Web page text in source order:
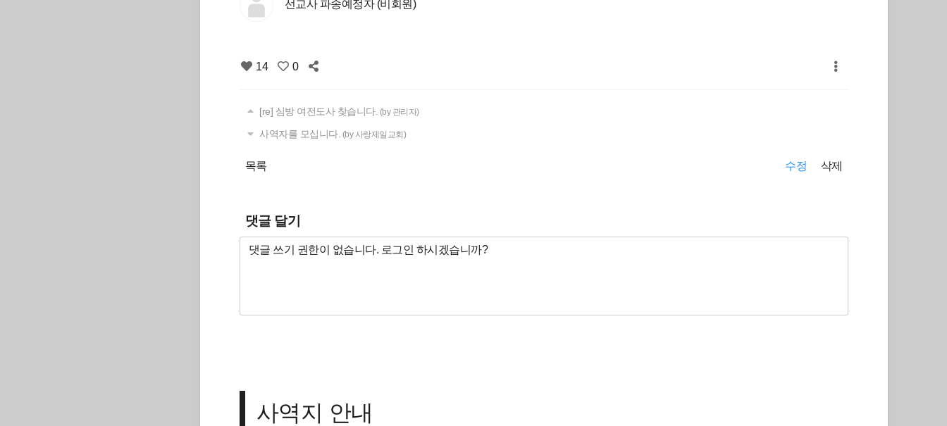
선교사 파송예정자 (비회원)
14 0
[re] 심방 여전도사 찾습니다. (by 관리자)
사역자를 모십니다. (by 사랑제일교회)
목록 수정 삭제
댓글 달기
사역지 안내